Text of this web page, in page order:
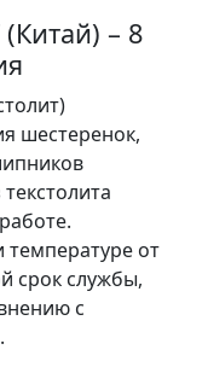
– 8
шестеренок,
температуре от
срок службы,
с